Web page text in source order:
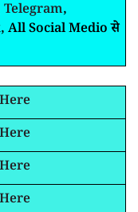
Telegram,
, All Social Medio से